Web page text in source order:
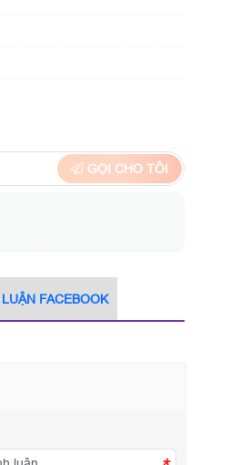
GỌI CHO TÔI
FACEBOOK